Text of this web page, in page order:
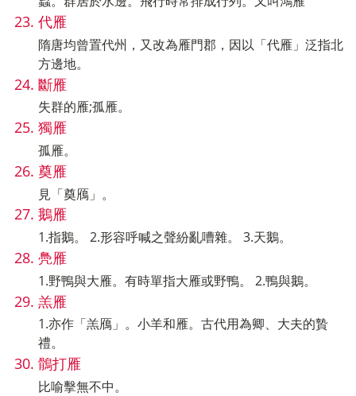
代雁
隋唐均曾置代州，又改為雁門郡，因以「代雁」泛指北
方邊地。
斷雁
失群的雁;孤雁。
獨雁
孤雁。
奠雁
見「奠鴈」。
鵝雁
1.指鵝。 2.形容呼喊之聲紛亂嘈雜。 3.天鵝。
鳧雁
1.野鴨與大雁。有時單指大雁或野鴨。 2.鴨與鵝。
羔雁
1.亦作「羔鴈」。小羊和雁。古代用為卿、大夫的贄
禮。
鶻打雁
比喻擊無不中。